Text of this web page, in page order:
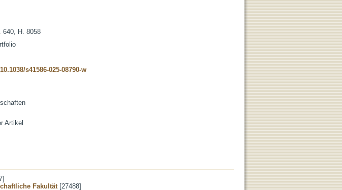
640, H. 8058
s41586-025-08790-w
Artikel
Fakultät[27488]